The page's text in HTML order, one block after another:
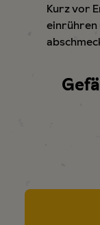
Kurz vor
einrühren